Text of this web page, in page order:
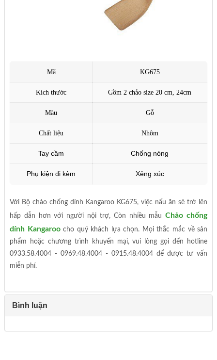
Mã KG675
Kích thước Gồm 2 chảo size 20 cm, 24cm
Màu Gỗ
Chất liệu Nhôm
Tay cầm Chống nóng
Phụ kiện đi kèm Xẻng xúc
Với Bộ chảo chống dính Kangaroo KG675, việc nấu ăn sẽ trở lên
hấp dẫn hơn với người nội trợ, Còn nhiều mẫuChảo chống
dính Kangaroo cho quý khách lựa chọn. Mọi thắc mắc về sản
phẩm hoặc chương trình khuyến mại, vui lòng gọi đến hotline
0933.58.4004 - 0969.48.4004 - 0915.48.4004 để được tư vấn
miễn phí.
Bình luận